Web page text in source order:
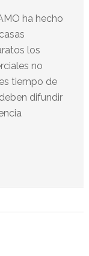
ha hecho
los
no
tiempo de
difundir